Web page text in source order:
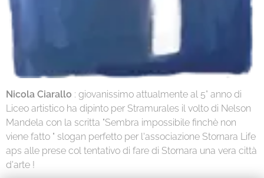
Nicola Ciarallo : giovanissimo attualmente al 5° anno di
Liceo artistico ha dipinto per Stramurales il volto di Nelson
Mandela con la scritta "Sembra impossibile finchè non
viene fatto " slogan perfetto per l'associazione Stornara Life
aps alle prese col tentativo di fare di Stornara una vera città
d'arte !